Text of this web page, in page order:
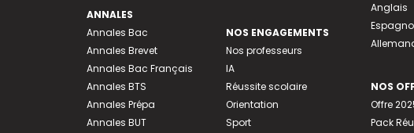
ANNALES
Annales Bac
Annales Brevet
Annales Bac Français
Annales BTS
Annales Prépa
Annales BUT
NOS ENGAGEMENTS
Nos professeurs
IA
Réussite scolaire
Orientation
Sport
Anglais
NOS
Offre
Pack